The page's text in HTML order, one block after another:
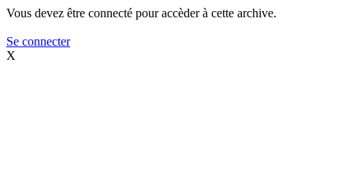
Vous devez être connecté pour accèder à cette archive.
Se connecter
X